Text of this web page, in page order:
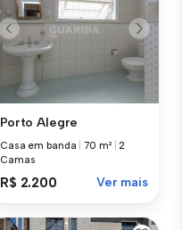
Porto Alegre
Casa em banda |70 m² |2
Camas
R$ 2.200 Ver mais